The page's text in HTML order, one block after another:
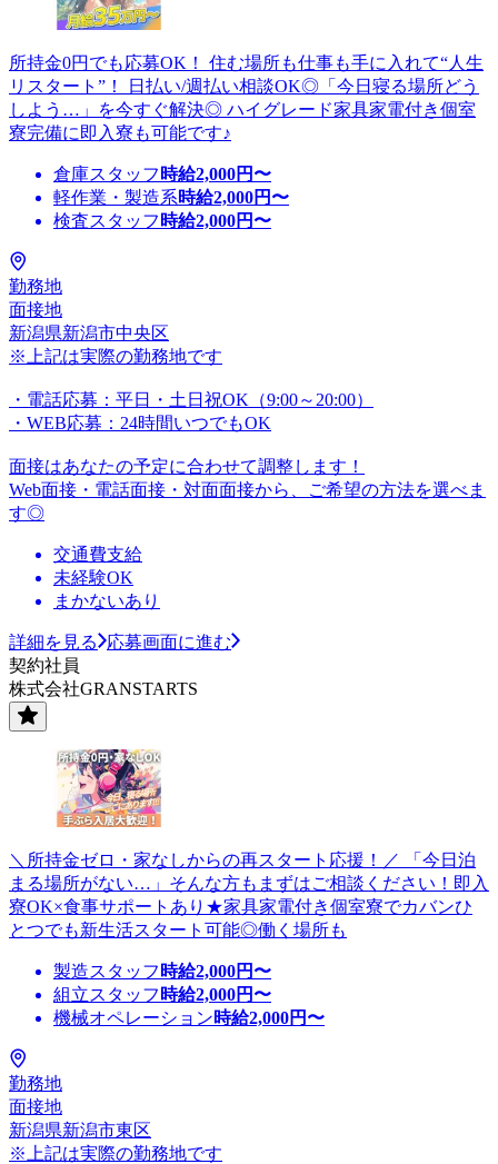
所持金0円でも応募OK！ 住む場所も仕事も手に入れて“人生
リスタート”！ 日払い/週払い相談OK◎「今日寝る場所どう
しよう…」を今すぐ解決◎ ハイグレード家具家電付き個室
寮完備に即入寮も可能です♪
倉庫スタッフ 時給2,000円〜
軽作業・製造系時給2,000円〜
検査スタッフ 時給2,000円〜
勤務地
面接地
新潟県新潟市中央区
※上記は実際の勤務地です
・電話応募：平日・土日祝OK（9:00～20:00）
・WEB応募：24時間いつでもOK
面接はあなたの予定に合わせて調整します！
Web面接・電話面接・対面面接から、ご希望の方法を選べま
す◎
交通費支給
未経験OK
まかないあり
詳細を見る
応募画面に進む
契約社員
株式会社GRANSTARTS
＼所持金ゼロ・家なしからの再スタート応援！／ 「今日泊
まる場所がない…」そんな方もまずはご相談ください！即入
寮OK×食事サポートあり★家具家電付き個室寮でカバンひ
とつでも新生活スタート可能◎働く場所も
製造スタッフ 時給2,000円〜
組立スタッフ 時給2,000円〜
機械オペレーション時給2,000円〜
勤務地
面接地
新潟県新潟市東区
※上記は実際の勤務地です